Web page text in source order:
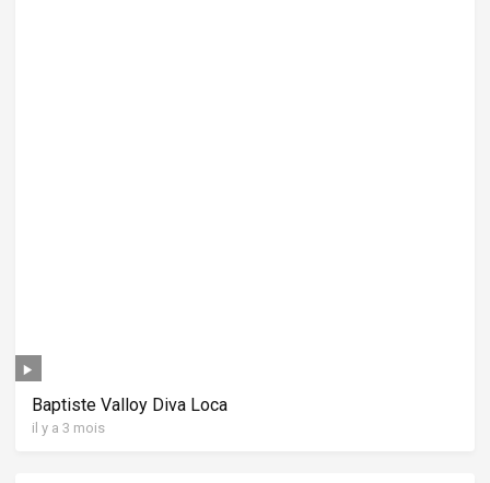
Baptiste Valloy Diva Loca
il y a 3 mois